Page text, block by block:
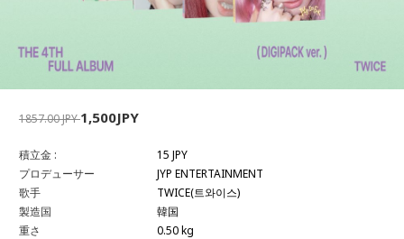
1857.00 JPY1,500JPY
積立金 :
15 JPY
プロデューサー
JYP ENTERTAINMENT
歌手
TWICE(트와이스)
製造国
韓国
重さ
0.50 kg